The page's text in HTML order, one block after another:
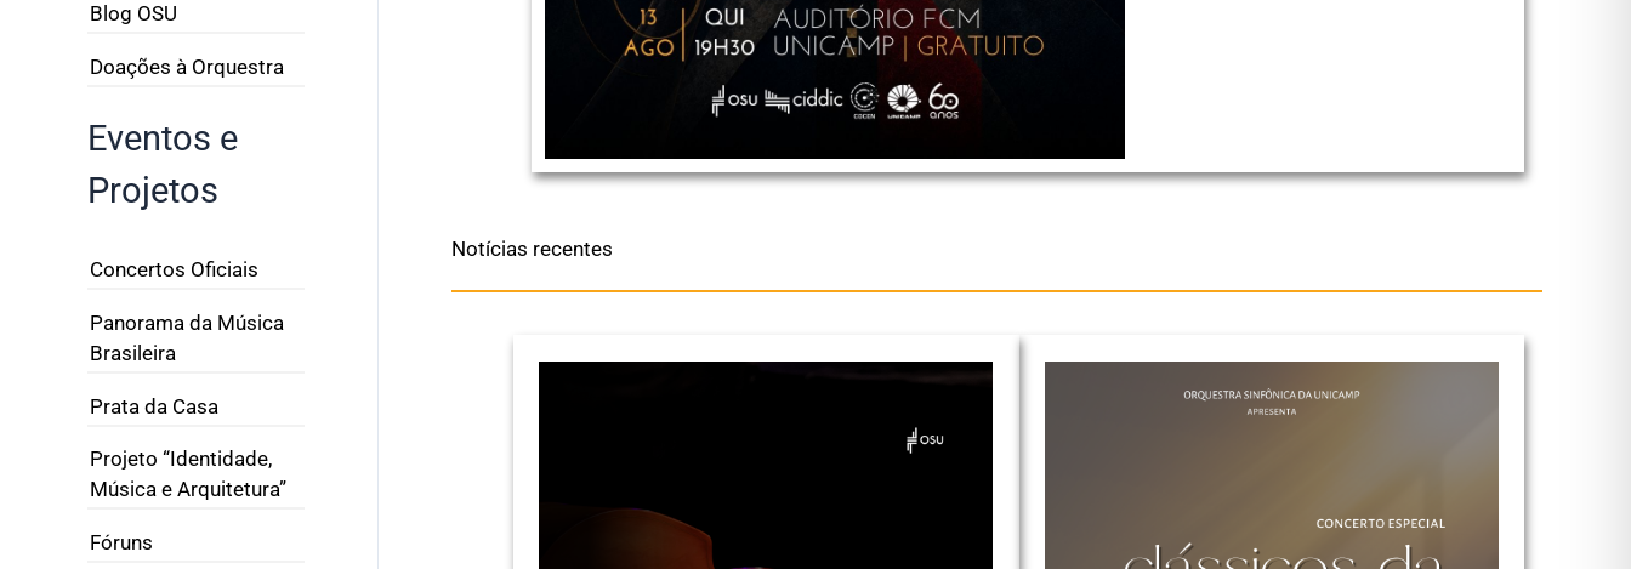
Blog OSU
Doações à Orquestra
Eventos e
Projetos
Concertos Oficiais
Panorama da Música
Brasileira
Prata da Casa
Projeto “Identidade,
Música e Arquitetura”
Fóruns
Notícias recentes